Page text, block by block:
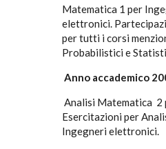
Matematica 1 per
elettronici.
per tutti i corsi
Probabilistici e
Anno accademico
Analisi Matematica 2
Esercitazioni per
Ingegneri elettronici.